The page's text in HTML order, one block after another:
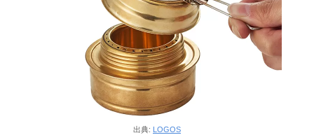
出典: LOGOS